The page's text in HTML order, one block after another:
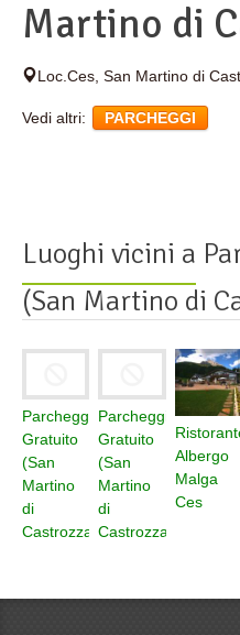
Martino di
Loc.Ces, San Martino di
Vedi altri: PARCHEGGI
Luoghi vicini a
(San Martino di
Parcheggio
Gratuito
(San
Martino
di
Castrozza)
Parcheggio
Gratuito
(San
Martino
di
Castrozza)
Albergo
Malga
Ces